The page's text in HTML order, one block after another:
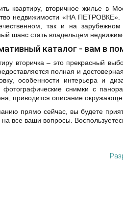
квартиру, вторичное жилье в
недвижимости «НА
так и на
шанс стать владельцем
каталог - вам в
вторичка – это прекрасный
полная и
особенности интерьера и
снимки с
приводится описание
прямо сейчас, вы будете
на все ваши вопросы.